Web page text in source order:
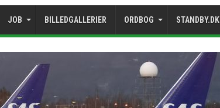
JOB BILLEDGALLERIER ORDBOG STANDBY.DK